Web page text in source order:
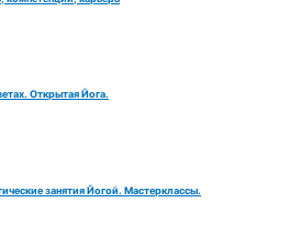
Открытая Йога.
занятия Йогой. Мастерклассы.